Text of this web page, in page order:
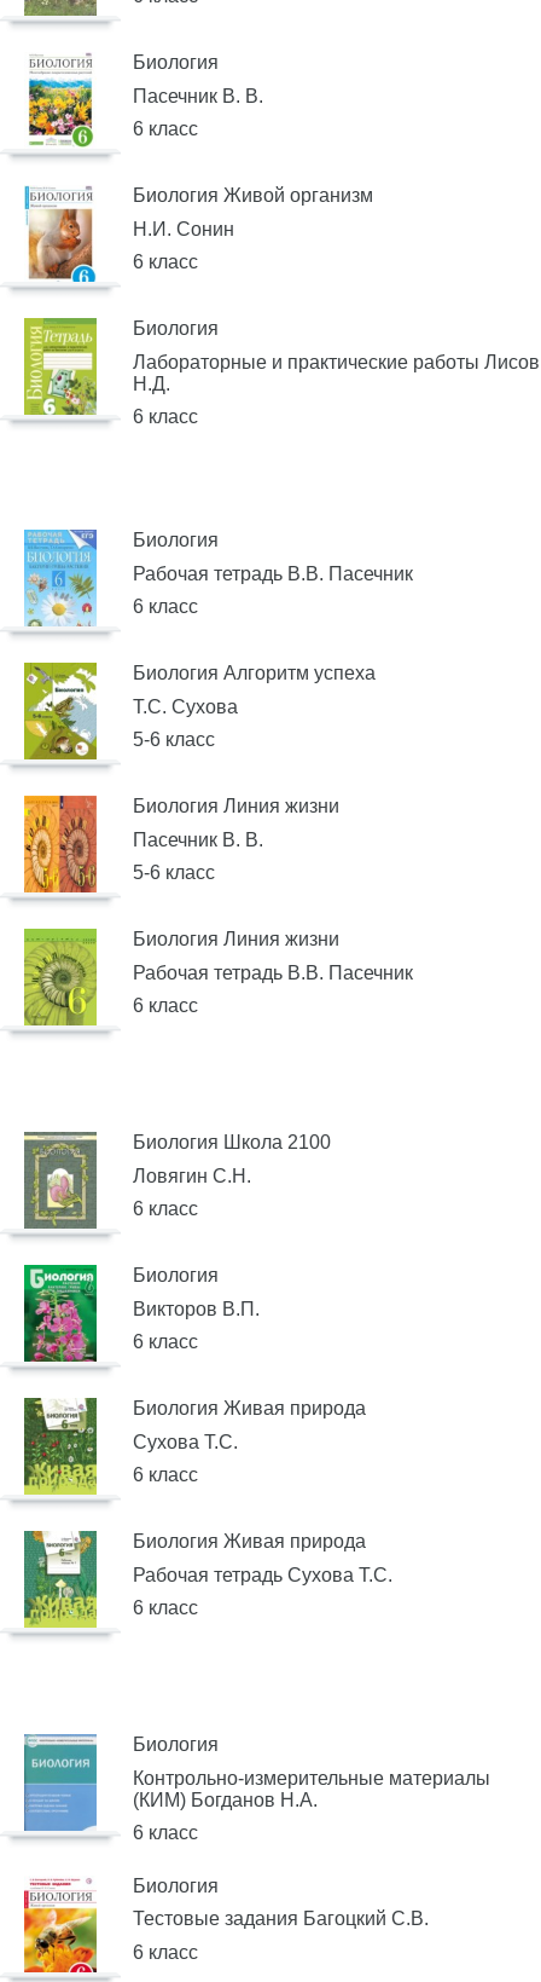
Биология
Пасечник В. В.
6 класс
Биология Живой организм
Н.И. Сонин
6 класс
Биология
Лабораторные и практические работы Лисов
Н.Д.
6 класс
Биология
Рабочая тетрадь В.В. Пасечник
6 класс
Биология Алгоритм успеха
Т.С. Сухова
5-6 класс
Биология Линия жизни
Пасечник В. В.
5-6 класс
Биология Линия жизни
Рабочая тетрадь В.В. Пасечник
6 класс
Биология Школа 2100
Ловягин С.Н.
6 класс
Биология
Викторов В.П.
6 класс
Биология Живая природа
Сухова Т.С.
6 класс
Биология Живая природа
Рабочая тетрадь Сухова Т.С.
6 класс
Биология
Контрольно-измерительные материалы
(КИМ) Богданов Н.А.
6 класс
Биология
Тестовые задания Багоцкий С.В.
6 класс